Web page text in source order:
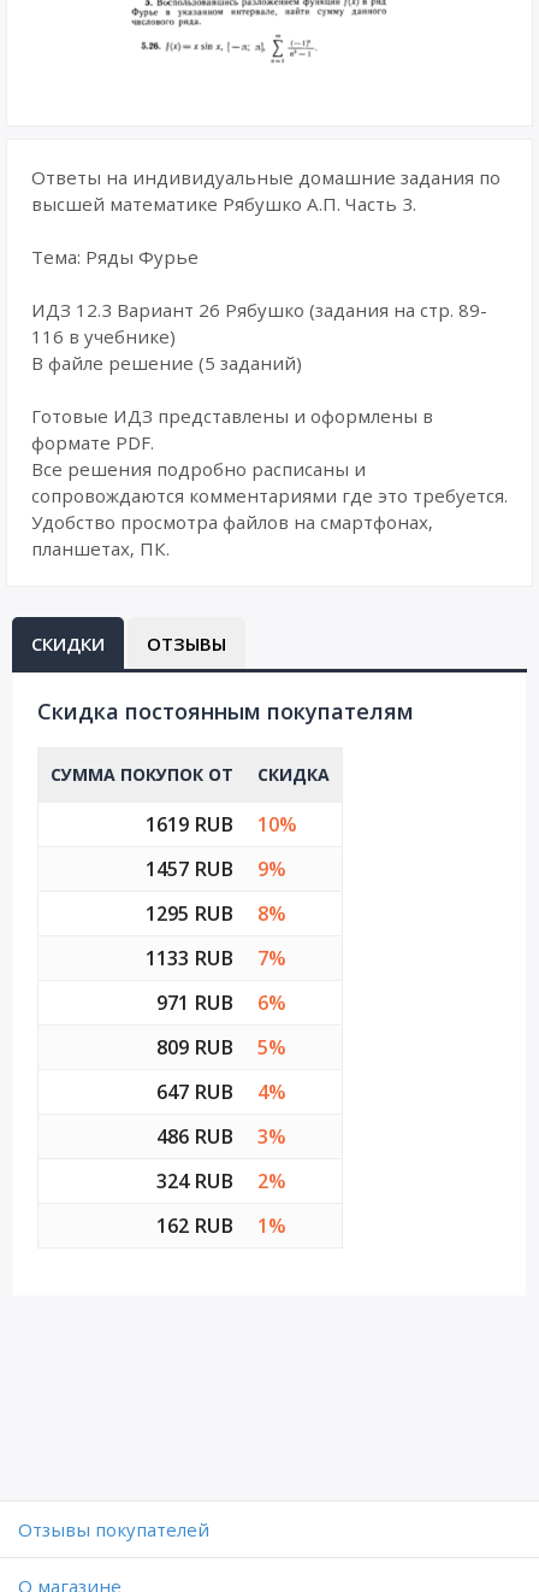
Ответы на индивидуальные домашние задания по
высшей математике Рябушко А.П. Часть 3.
Тема: Ряды Фурье
ИДЗ 12.3 Вариант 26 Рябушко (задания на стр. 89-
116 в учебнике)
В файле решение (5 заданий)
Готовые ИДЗ представлены и оформлены в
формате PDF.
Все решения подробно расписаны и
сопровождаются комментариями где это требуется.
Удобство просмотра файлов на смартфонах,
планшетах, ПК.
СКИДКИ ОТЗЫВЫ
Cкидка постоянным покупателям
СУММА ПОКУПОК ОТ СКИДКА
1619 RUB
10%
1457 RUB
9%
1295 RUB
8%
1133 RUB
7%
971 RUB
6%
809 RUB
5%
647 RUB
4%
486 RUB
3%
324 RUB
2%
162 RUB
1%
Отзывы покупателей
O магазине